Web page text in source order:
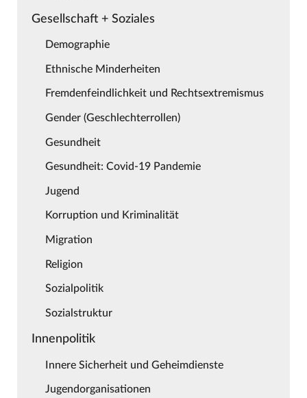
Gesellschaft + Soziales
Demographie
Ethnische Minderheiten
Fremdenfeindlichkeit und Rechtsextremismus
Gender (Geschlechterrollen)
Gesundheit
Gesundheit: Covid-19 Pandemie
Jugend
Korruption und Kriminalität
Migration
Religion
Sozialpolitik
Sozialstruktur
Innenpolitik
Innere Sicherheit und Geheimdienste
Jugendorganisationen